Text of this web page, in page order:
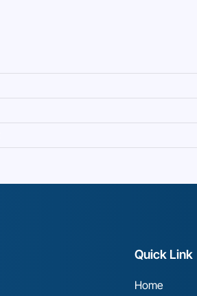
Quick Link
Home